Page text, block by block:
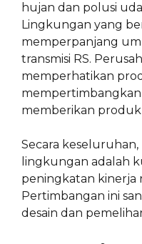
hujan dan polusi
Lingkungan yang
memperpanjang
transmisi RS.
memperhatikan
memberikan
Secara
lingkungan adalah
peningkatan kinerja
Pertimbangan ini
desain dan